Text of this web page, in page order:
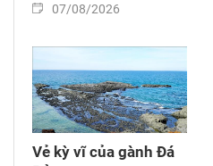
07/08/2026
Vẻ kỳ vĩ của gành Đá